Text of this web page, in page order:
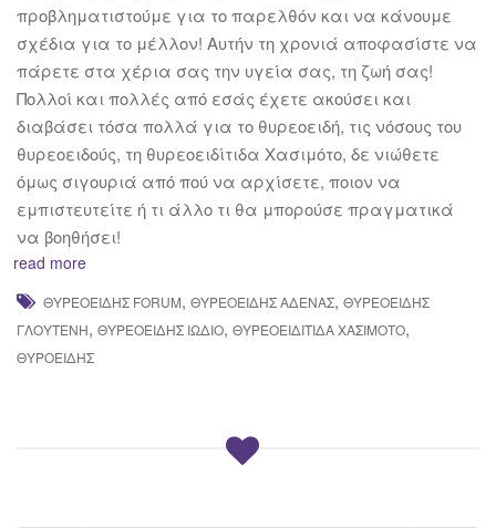
προβληματιστούμε για το παρελθόν και να κάνουμε
σχέδια για το μέλλον! Αυτήν τη χρονιά αποφασίστε να
πάρετε στα χέρια σας την υγεία σας, τη ζωή σας!
Πολλoί και πολλές από εσάς έχετε ακούσει και
διαβάσει τόσα πολλά για το θυρεοειδή, τις νόσους του
θυρεοειδούς, τη θυρεοειδίτιδα Χασιμότο, δε νιώθετε
όμως σιγουριά από πού να αρχίσετε, ποιον να
εμπιστευτείτε ή τι άλλο τι θα μπορούσε πραγματικά
να βοηθήσει!
read more
ΘΥΡΕΟΕΙΔΉΣ FORUM, ΘΥΡΕΟΕΙΔΉΣ ΑΔΈΝΑΣ, ΘΥΡΕΟΕΙΔΉΣ
ΓΛΟΥΤΈΝΗ, ΘΥΡΕΟΕΙΔΉΣ ΙΏΔΙΟ, ΘΥΡΕΟΕΙΔΊΤΙΔΑ ΧΑΣΙΜΟΤΟ,
ΘΥΡΟΕΙΔΉΣ